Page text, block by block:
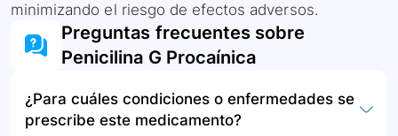
minimizando el riesgo de efectos adversos.
Preguntas frecuentes sobre
Penicilina G Procaínica
¿Para cuáles condiciones o enfermedades se
prescribe este medicamento?